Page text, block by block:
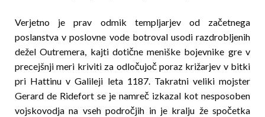
Verjetno je prav odmik templjarjev od začetnega
poslanstva v poslovne vode botroval usodi razdrobljenih
dežel Outremera, kajti dotične meniške bojevnike gre v
precejšnji meri kriviti za odločujoč poraz kri­žar­jev v bitki
pri Hattinu v Galileji leta 1187. Takratni veliki mojster
Gerard de Ridefort se je namreč izkazal kot nesposoben
vojskovodja na vseh področjih in je kralju že spočetka